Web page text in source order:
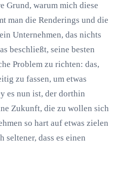
Grund, warum mich diese
man die Renderings und die
Unternehmen, das nichts
beschließt, seine besten
Problem zu richten: das,
zu fassen, um etwas
es nun ist, der dorthin
Zukunft, die zu wollen sich
so hart auf etwas zielen
dass es einen